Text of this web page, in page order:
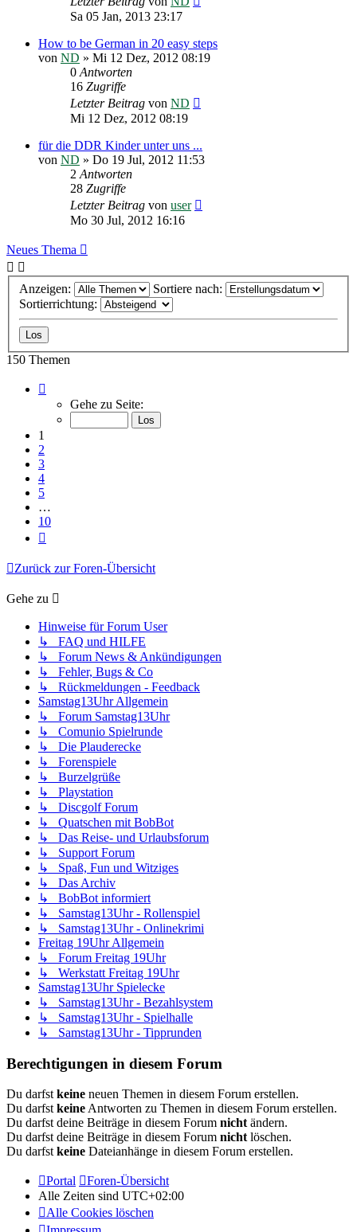
Sa 05 Jan, 2013 23:17
How to be German in 20 easy steps
von ND » Mi 12 Dez, 2012 08:19
0Antworten
16 Zugriffe
Letzter Beitrag von ND
Mi 12 Dez, 2012 08:19
für die DDR Kinder unter uns ...
von ND » Do 19 Jul, 2012 11:53
2Antworten
28 Zugriffe
Letzter Beitrag von user
Mo 30 Jul, 2012 16:16
Neues Thema
Anzeigen:
Sortiere nach:
Sortierrichtung:
150 Themen
von
Gehe zu Seite:
1
2
3
4
5
…
10
Zurück zur Foren-Übersicht
Gehe zu
Hinweise für Forum User
↳ FAQ und HILFE
↳ Forum News & Ankündigungen
↳ Fehler, Bugs & Co
↳ Rückmeldungen - Feedback
Samstag13Uhr Allgemein
↳ Forum Samstag13Uhr
↳ Comunio Spielrunde
↳ Die Plauderecke
↳ Forenspiele
↳ Burzelgrüße
↳ Playstation
↳ Discgolf Forum
↳ Quatschen mit BobBot
↳ Das Reise- und Urlaubsforum
↳ Support Forum
↳ Spaß, Fun und Witziges
↳ Das Archiv
↳ BobBot informiert
↳ Samstag13Uhr - Rollenspiel
↳ Samstag13Uhr - Onlinekrimi
Freitag 19Uhr Allgemein
↳ Forum Freitag 19Uhr
↳ Werkstatt Freitag 19Uhr
Samstag13Uhr Spielecke
↳ Samstag13Uhr - Bezahlsystem
↳ Samstag13Uhr - Spielhalle
↳ Samstag13Uhr - Tipprunden
Berechtigungen in diesem Forum
Du darfstkeine neuen Themen in diesem Forum erstellen.
Du darfstkeineAntworten zu Themen in diesem Forum erstellen.
Du darfst deine Beiträge in diesem Forum nichtändern.
Du darfst deine Beiträge in diesem Forum nichtlöschen.
Du darfstkeine Dateianhänge in diesem Forum erstellen.
Portal
Foren-Übersicht
Alle Zeiten sind UTC+02:00
Alle Cookies löschen